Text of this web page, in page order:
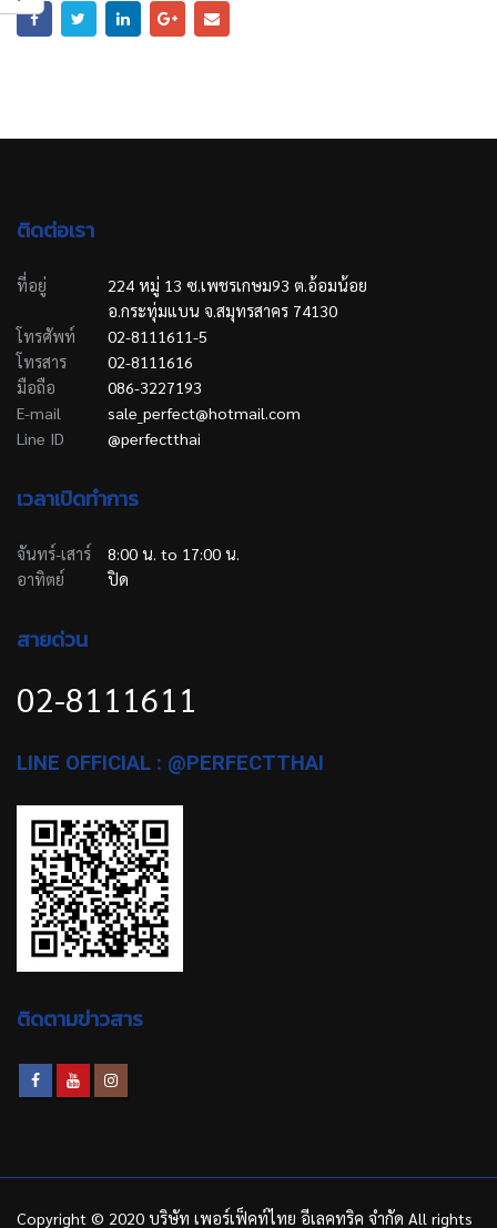
ติดต่อเรา
ที่อยู่
224 หมู่ 13 ซ.เพชรเกษม93 ต.อ้อมน้อย
อ.กระทุ่มแบน จ.สมุทรสาคร 74130
โทรศัพท์
02-8111611-5
โทรสาร
02-8111616
มือถือ
086-3227193
E-mail
sale_perfect@hotmail.com
Line ID
@perfectthai
เวลาเปิดทำการ
จันทร์-เสาร์
8:00 น. to 17:00 น.
อาทิตย์
ปิด
สายด่วน
02-8111611
LINE OFFICIAL : @PERFECTTHAI
ติดตามข่าวสาร
Copyright © 2020 บริษัท เพอร์เฟ็คท์ไทย อีเลคทริค จำกัด All rights